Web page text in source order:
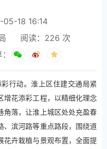
05-18 16:14
阅读： 226 次
行动。淮上区住建交通局紧
增花添彩工程，以精细化理念
角落，让淮上城区处处充盈春
、滨河路等重点路段，围绕道
花卉栽植与景观布置，全面提